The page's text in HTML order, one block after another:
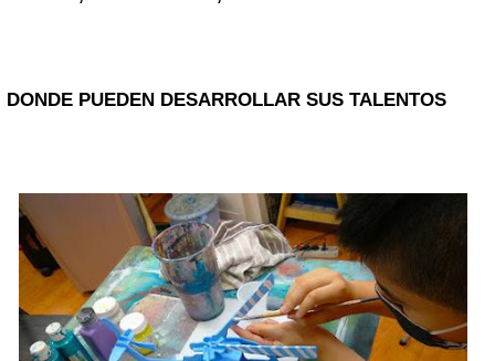
DONDE PUEDEN DESARROLLAR SUS TALENTOS